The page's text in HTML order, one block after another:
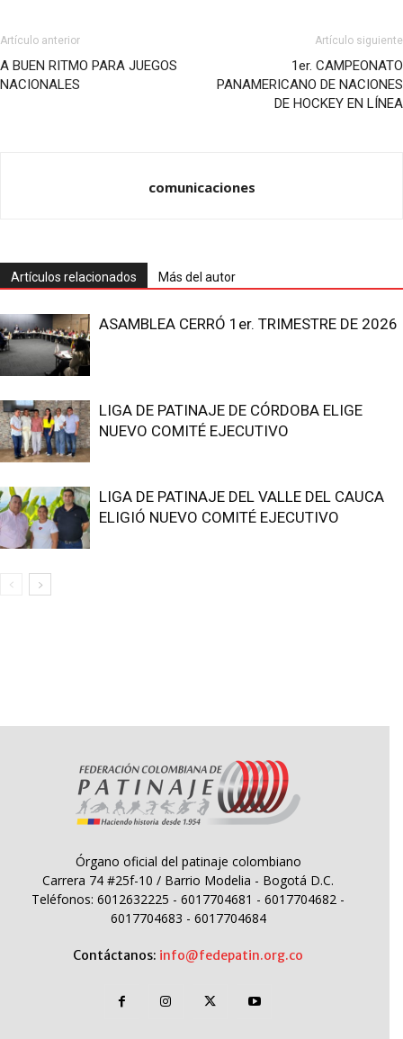
Artículo anterior
A BUEN RITMO PARA JUEGOS
NACIONALES
Artículo siguiente
1er. CAMPEONATO
PANAMERICANO DE NACIONES
DE HOCKEY EN LÍNEA
comunicaciones
Artículos relacionados Más del autor
ASAMBLEA CERRÓ 1er. TRIMESTRE DE 2026
LIGA DE PATINAJE DE CÓRDOBA ELIGE
NUEVO COMITÉ EJECUTIVO
LIGA DE PATINAJE DEL VALLE DEL CAUCA
ELIGIÓ NUEVO COMITÉ EJECUTIVO
Órgano oficial del patinaje colombiano
Carrera 74 #25f-10 / Barrio Modelia - Bogotá D.C.
Teléfonos: 6012632225 - 6017704681 - 6017704682 -
6017704683 - 6017704684
Contáctanos: info@fedepatin.org.co